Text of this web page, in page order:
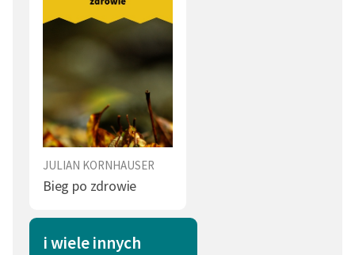
JULIAN KORNHAUSER
Bieg po zdrowie
i wiele innych